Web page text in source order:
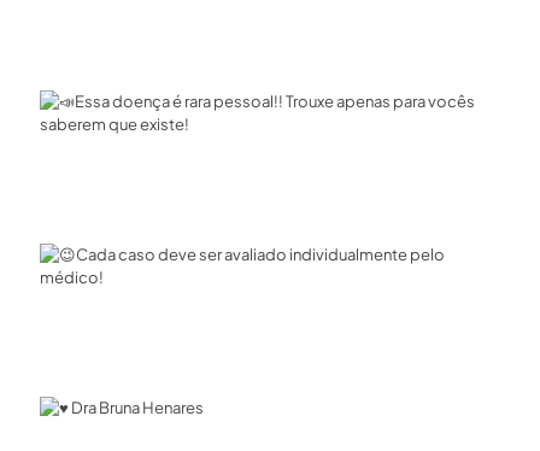
Essa doença é rara pessoal!! Trouxe apenas para vocês
saberem que existe! ⁣
Cada caso deve ser avaliado individualmente pelo
médico!⁣
Dra Bruna Henares⁣